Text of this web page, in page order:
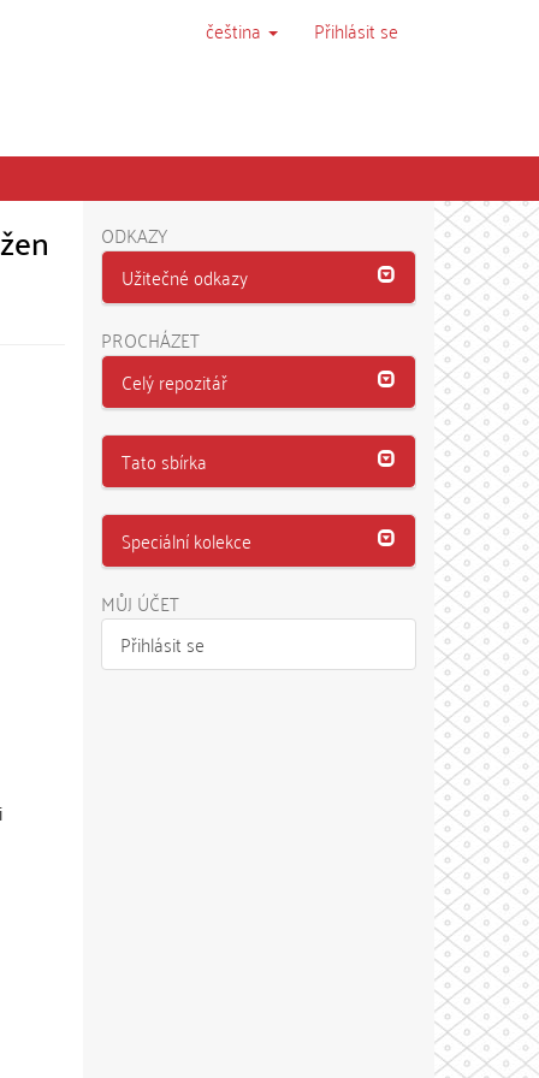
čeština Přihlásit se
ODKAZY
Užitečné odkazy
PROCHÁZET
Celý repozitář
Tato sbírka
Speciální kolekce
MŮJ ÚČET
Přihlásit se